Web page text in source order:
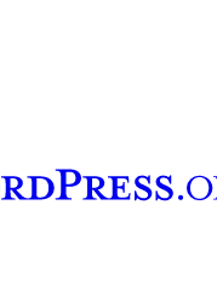
besuchen besuchen